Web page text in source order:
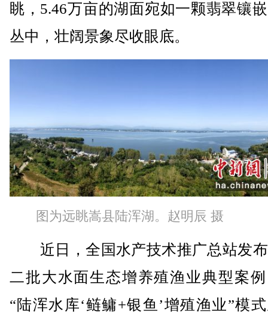
眺，5.46万亩的湖面宛如一颗翡翠镶
丛中，壮阔景象尽收眼底。
图为远眺嵩县陆浑湖。赵明辰 摄
近日，全国水产技术推广总站发
二批大水面生态增养殖渔业典型案
“陆浑水库‘鲢鳙+银鱼’增殖渔业”模